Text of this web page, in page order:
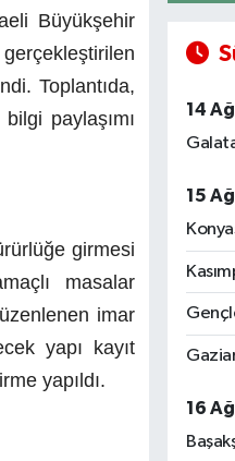
Büyükşehir
Toplantıda,
paylaşımı
girmesi
masalar
imar
yapı kayıt
yapıldı.
14
15
16